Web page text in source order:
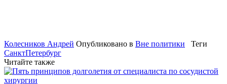
Колесников Андрей Опубликовано в Вне политики Теги
СанктПетербург
Читайте также